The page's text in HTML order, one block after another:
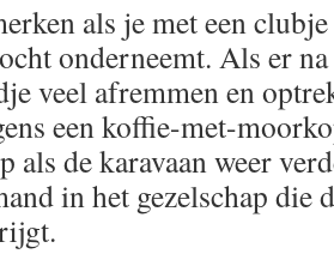
als je met een
onderneemt. Als er
veel afremmen en
een koffie-met-
als de karavaan weer
in het gezelschap die